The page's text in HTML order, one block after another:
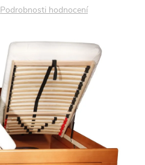
Podrobnosti hodnocení